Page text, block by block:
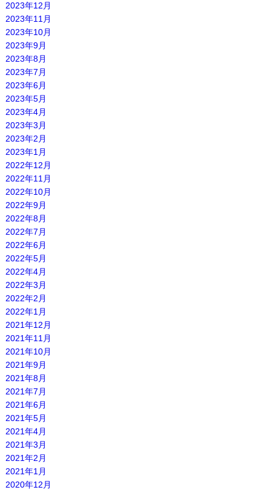
2023年12月
2023年11月
2023年10月
2023年9月
2023年8月
2023年7月
2023年6月
2023年5月
2023年4月
2023年3月
2023年2月
2023年1月
2022年12月
2022年11月
2022年10月
2022年9月
2022年8月
2022年7月
2022年6月
2022年5月
2022年4月
2022年3月
2022年2月
2022年1月
2021年12月
2021年11月
2021年10月
2021年9月
2021年8月
2021年7月
2021年6月
2021年5月
2021年4月
2021年3月
2021年2月
2021年1月
2020年12月